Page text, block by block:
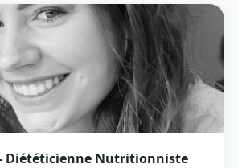
- Diététicienne Nutritionniste